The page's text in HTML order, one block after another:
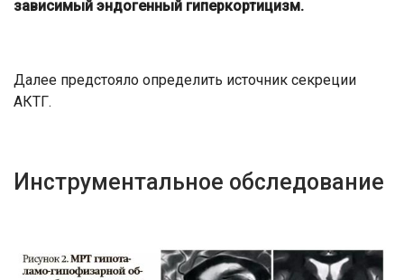
зависимый эндогенный гиперкортицизм.
Далее предстояло определить источник секреции
АКТГ.
Инструментальное обследование